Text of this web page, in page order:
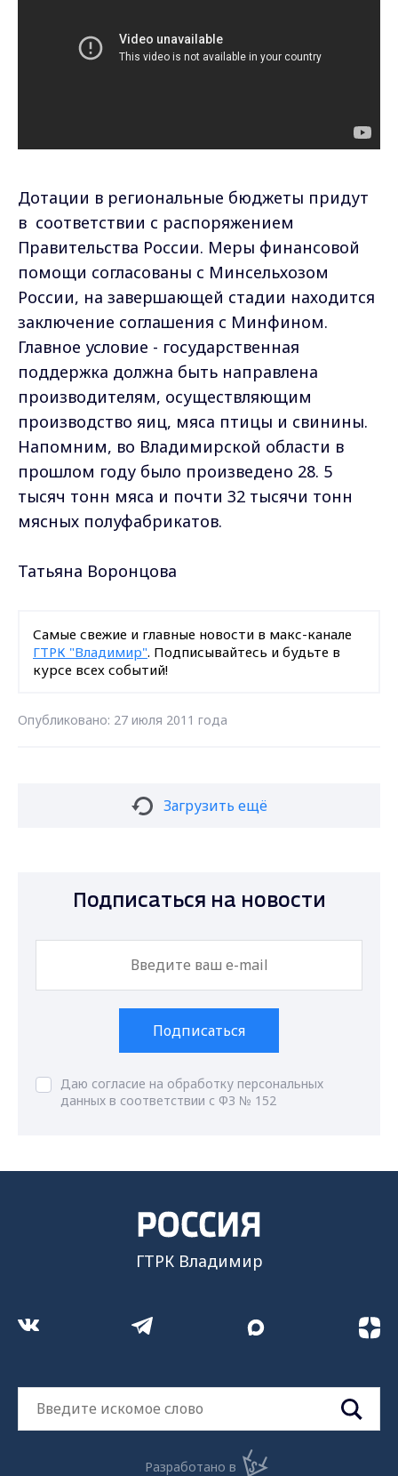
Дотации в региональные бюджеты придут
в соответствии с распоряжением
Правительства России. Меры финансовой
помощи согласованы с Минсельхозом
России, на завершающей стадии находится
заключение соглашения с Минфином.
Главное условие - государственная
поддержка должна быть направлена
производителям, осуществляющим
производство яиц, мяса птицы и свинины.
Напомним, во Владимирской области в
прошлом году было произведено 28. 5
тысяч тонн мяса и почти 32 тысячи тонн
мясных полуфабрикатов.
Татьяна Воронцова
Самые свежие и главные новости в макс-канале
ГТРК "Владимир". Подписывайтесь и будьте в
курсе всех событий!
Опубликовано: 27 июля 2011 года
Загрузить ещё
Подписаться на новости
Подписаться
Даю согласие на обработку персональных
данных в соответствии с ФЗ № 152
ГТРК Владимир
Разработано в